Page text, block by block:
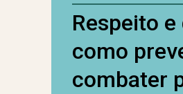
Respeito
como
combater